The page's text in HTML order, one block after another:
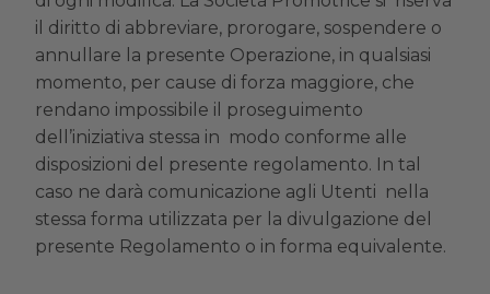
il diritto di abbreviare, prorogare, sospendere o
annullare la presente Operazione, in qualsiasi
momento, per cause di forza maggiore, che
rendano impossibile il proseguimento
dell’iniziativa stessa in modo conforme alle
disposizioni del presente regolamento. In tal
caso ne darà comunicazione agli Utenti nella
stessa forma utilizzata per la divulgazione del
presente Regolamento o in forma equivalente.